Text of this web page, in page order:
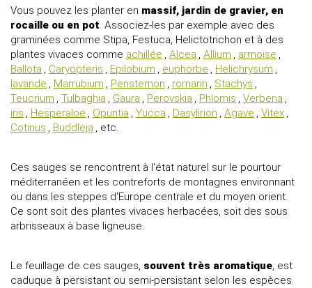
Vous pouvez les planter en massif, jardin de gravier, en
rocaille ou en pot. Associez-les par exemple avec des
graminées comme Stipa, Festuca, Helictotrichon et à des
plantes vivaces comme achillée , Alcea , Allium , armoise ,
Ballota , Caryopteris , Epilobium , euphorbe , Helichrysum ,
lavande , Marrubium , Penstemon , romarin , Stachys ,
Teucrium , Tulbaghia , Gaura , Perovskia , Phlomis , Verbena ,
iris , Hesperaloe , Opuntia , Yucca , Dasylirion , Agave , Vitex ,
Cotinus , Buddleja , etc.
Ces sauges se rencontrent à l'état naturel sur le pourtour
méditerranéen et les contreforts de montagnes environnant
ou dans les steppes d'Europe centrale et du moyen orient.
Ce sont soit des plantes vivaces herbacées, soit des sous
arbrisseaux à base ligneuse.
Le feuillage de ces sauges, souvent très aromatique, est
caduque à persistant ou semi-persistant selon les espèces.